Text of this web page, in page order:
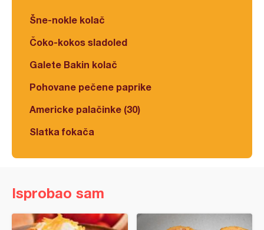
Šne-nokle kolač
Čoko-kokos sladoled
Galete Bakin kolač
Pohovane pečene paprike
Americke palačinke (30)
Slatka fokača
Isprobao sam